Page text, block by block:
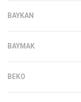
BAYKAN
BAYMAK
BEKO